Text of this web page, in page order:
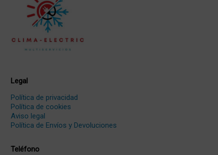
Legal
Política de privacidad
Política de cookies
Aviso legal
Política de Envíos y Devoluciones
Teléfono